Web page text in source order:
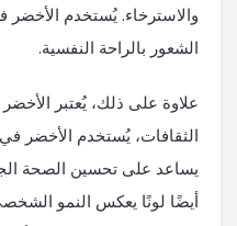
والاسترخاء. يُستخدم الأخضر
الشعور بالراحة النفسية.
علاوة على ذلك، يُعتبر
الثقافات، يُستخدم الأخضر في
يساعد على تحسين الصحة
أيضًا لونًا يعكس النمو